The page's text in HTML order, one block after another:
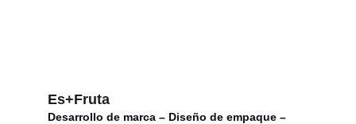
Es+Fruta
Desarrollo de marca – Diseño de empaque –